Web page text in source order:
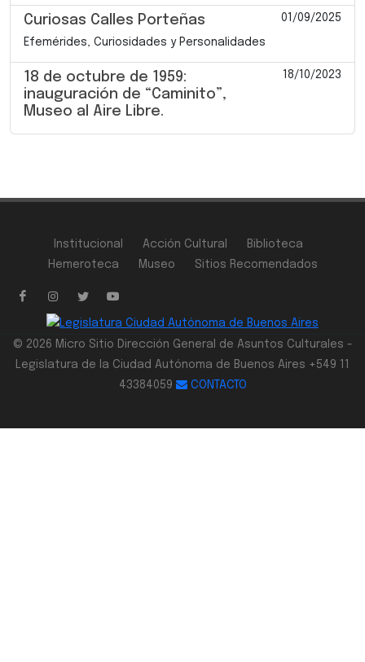
Curiosas Calles Porteñas 01/09/2025
Efemérides, Curiosidades y Personalidades
18 de octubre de 1959:
inauguración de “Caminito”,
Museo al Aire Libre.
18/10/2023
Institucional Acción Cultural
Biblioteca
Hemeroteca
Museo Sitios Recomendados
© 2026 Micro Sitio Dirección General de Asuntos Culturales -
Legislatura de la Ciudad Autónoma de Buenos Aires +549 11
43384059
CONTACTO